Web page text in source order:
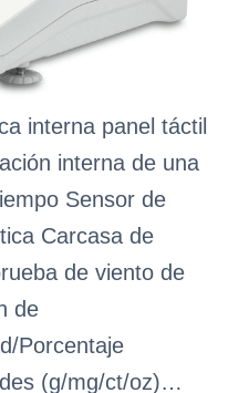
interna panel táctil
interna de una
Sensor de
Carcasa de
de viento de
de
Porcentaje
(g/mg/ct/oz)…